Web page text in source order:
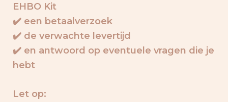
EHBO Kit
✔️ een betaalverzoek
✔️ de verwachte levertijd
✔️ en antwoord op eventuele vragen die je
hebt
Let op: